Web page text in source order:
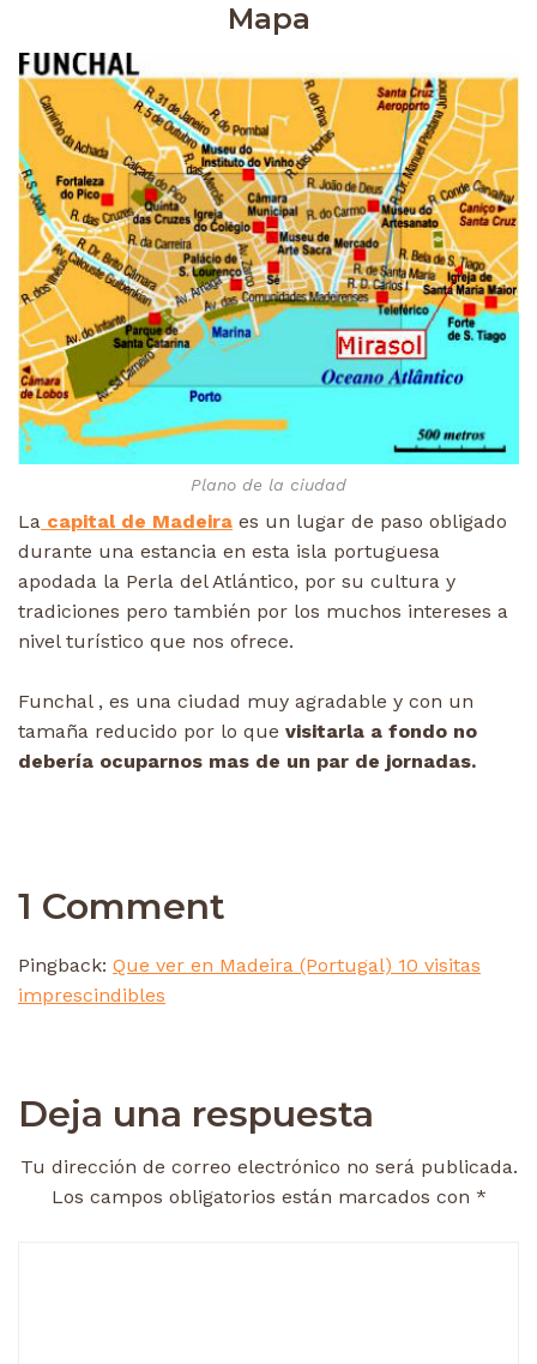
Mapa
Plano de la ciudad
La capital de Madeira es un lugar de paso obligado
durante una estancia en esta isla portuguesa
apodada la Perla del Atlántico, por su cultura y
tradiciones pero también por los muchos intereses a
nivel turístico que nos ofrece.
Funchal , es una ciudad muy agradable y con un
tamaña reducido por lo que visitarla a fondo no
debería ocuparnos mas de un par de jornadas.
1 Comment
Pingback: Que ver en Madeira (Portugal) 10 visitas
imprescindibles
Deja una respuesta
Tu dirección de correo electrónico no será publicada.
Los campos obligatorios están marcados con *